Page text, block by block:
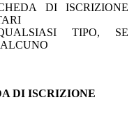
DI ISCRIZIONE
TIPO, SE
DI ISCRIZIONE